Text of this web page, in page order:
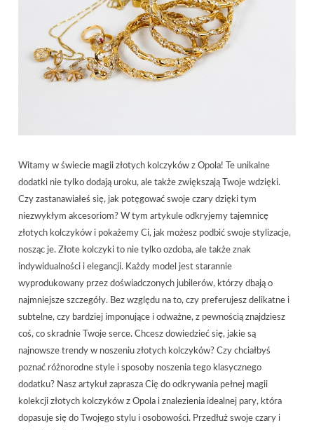
Witamy w świecie magii złotych kolczyków z Opola! Te unikalne
dodatki nie tylko dodają uroku, ale także zwiększają Twoje wdzięki.
Czy zastanawiałeś się, jak potęgować swoje czary dzięki tym
niezwykłym akcesoriom? W tym artykule odkryjemy tajemnicę
złotych kolczyków i pokażemy Ci, jak możesz podbić swoje stylizacje,
nosząc je. Złote kolczyki to nie tylko ozdoba, ale także znak
indywidualności i elegancji. Każdy model jest starannie
wyprodukowany przez doświadczonych jubilerów, którzy dbają o
najmniejsze szczegóły. Bez względu na to, czy preferujesz delikatne i
subtelne, czy bardziej imponujące i odważne, z pewnością znajdziesz
coś, co skradnie Twoje serce. Chcesz dowiedzieć się, jakie są
najnowsze trendy w noszeniu złotych kolczyków? Czy chciałbyś
poznać różnorodne style i sposoby noszenia tego klasycznego
dodatku? Nasz artykuł zaprasza Cię do odkrywania pełnej magii
kolekcji złotych kolczyków z Opola i znalezienia idealnej pary, która
dopasuje się do Twojego stylu i osobowości. Przedłuż swoje czary i